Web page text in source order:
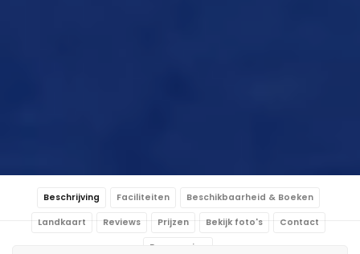
Beschrijving Faciliteiten Beschikbaarheid & Boeken
Landkaart Reviews Prijzen Bekijk foto's Contact
Reservering